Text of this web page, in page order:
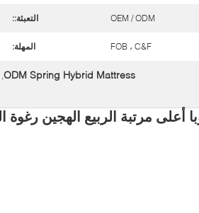
OEM / ODM التعبئة::
FOB ، C&F المهلة:
ODM Spring Hybrid Mattress
,